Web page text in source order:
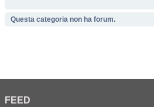
Questa categoria non ha forum.
FEED